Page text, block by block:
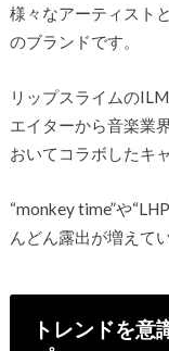
様々なアーティスト
のブランドです。
リップスライムの
エイターから音楽業
おいてコラボしたキ
“monkey time”や
んどん露出が増えて
トレンドを意